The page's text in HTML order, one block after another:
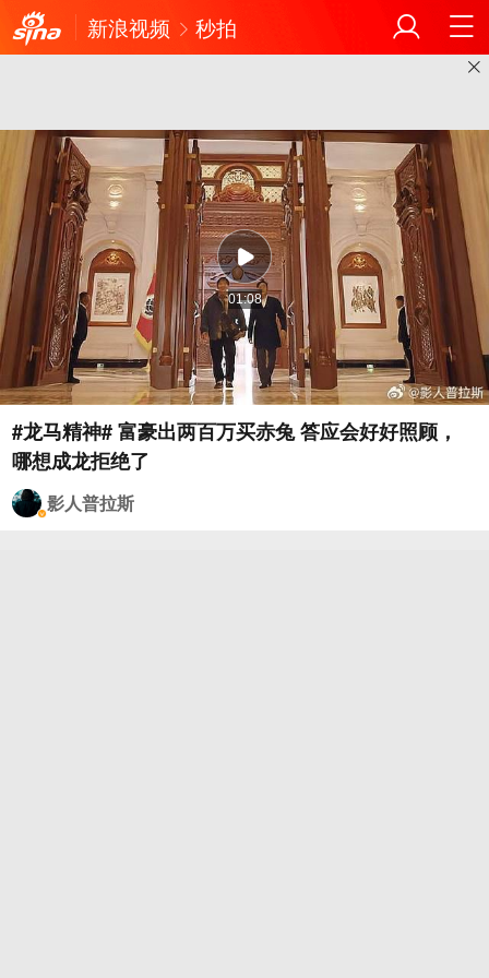
新浪视频 秒拍
01:08
#龙马精神# 富豪出两百万买赤兔 答应会好好照顾，
影人普拉斯